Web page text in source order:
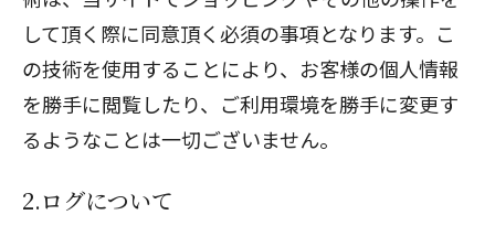
して頂く際に同意頂く必須の事項となります。こ
の技術を使用することにより、お客様の個人情報
を勝手に閲覧したり、ご利用環境を勝手に変更す
るようなことは一切ございません。
2.ログについて